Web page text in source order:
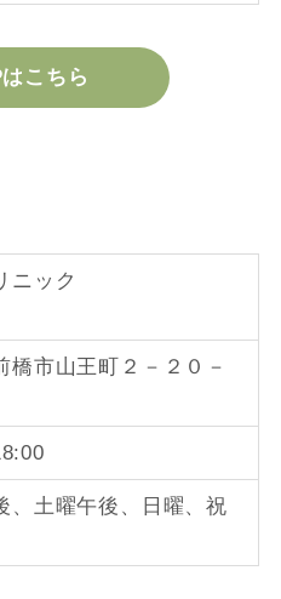
こちら
ニック
橋市山王町２－２０－
、土曜午後、日曜、祝